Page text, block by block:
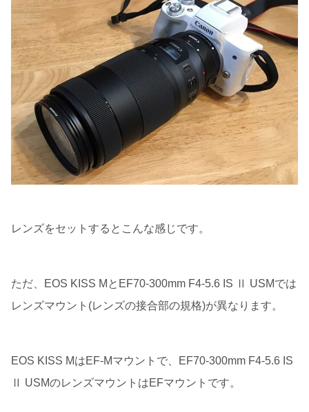
レンズをセットするとこんな感じです。
ただ、EOS KISS MとEF70-300mm F4-5.6 IS Ⅱ USMでは
レンズマウント(レンズの接合部の規格)が異なります。
EOS KISS MはEF-Mマウントで、EF70-300mm F4-5.6 IS
Ⅱ USMのレンズマウントはEFマウントです。